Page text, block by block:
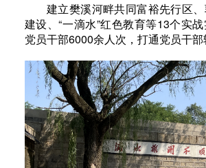
建立樊溪河畔共同富裕先行区
建设、“一滴水”红色教育等13个实
党员干部6000余人次，打通党员干部